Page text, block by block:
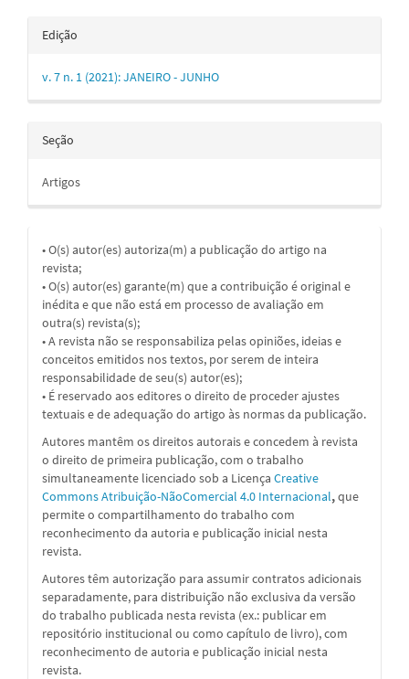
Edição
v. 7 n. 1 (2021): JANEIRO - JUNHO
Seção
Artigos
• O(s) autor(es) autoriza(m) a publicação do artigo na
revista;
• O(s) autor(es) garante(m) que a contribuição é original e
inédita e que não está em processo de avaliação em
outra(s) revista(s);
• A revista não se responsabiliza pelas opiniões, ideias e
conceitos emitidos nos textos, por serem de inteira
responsabilidade de seu(s) autor(es);
• É reservado aos editores o direito de proceder ajustes
textuais e de adequação do artigo às normas da publicação.
Autores mantêm os direitos autorais e concedem à revista
o direito de primeira publicação, com o trabalho
simultaneamente licenciado sob a Licença Creative
Commons Atribuição-NãoComercial 4.0 Internacional,que
permite o compartilhamento do trabalho com
reconhecimento da autoria e publicação inicial nesta
revista.
Autores têm autorização para assumir contratos adicionais
separadamente, para distribuição não exclusiva da versão
do trabalho publicada nesta revista (ex.: publicar em
repositório institucional ou como capítulo de livro), com
reconhecimento de autoria e publicação inicial nesta
revista.